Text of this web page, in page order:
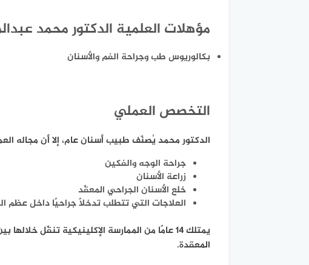
مؤهلات العلمية الدكتور محمد
بكالوريوس طب وجراحة الفم والأسنان
التخصص العملي
الدكتور محمد يُصنّف طبيب أسنان عام، إلا أن مجاله
جراحة الوجه والفكين
زراعة الأسنان
خلع الأسنان الجراحي المعقّد
العلاجات التي تتطلب تدخلًا جراحيًا داخل عظم
يمتلك 14 عامًا من الممارسة الإكلينيكية
المعقدة.